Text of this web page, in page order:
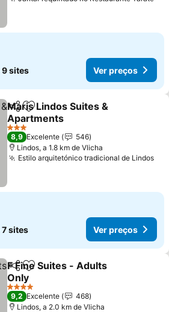
9 sites Ver preços
PartilharAdicionar aos favoritos
Maris Lindos Suites &
Apartments
Ver preços
3 Estrelas
8,9 Excelente
546
Lindos, a 1.8 km de Vlicha
Estilo arquitetónico tradicional de Lindos
7 sites Ver preços
PartilharAdicionar aos favoritos
F Fine Suites - Adults
Only
Ver preços
4 Estrelas
9,2 Excelente
468
Lindos, a 2.0 km de Vlicha